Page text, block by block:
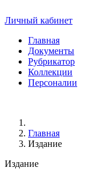
Личный кабинет
Главная
Документы
Рубрикатор
Коллекции
Персоналии
Главная
Издание
Издание